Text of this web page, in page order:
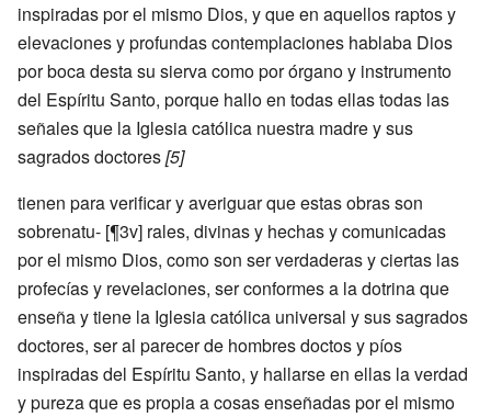
inspiradas por el mismo Dios, y que en aquellos raptos y
elevaciones y profundas contemplaciones hablaba Dios
por boca desta su sierva como por órgano y instrumento
del Espíritu Santo, porque hallo en todas ellas todas las
señales que la Iglesia católica nuestra madre y sus
sagrados doctores[5]
tienen para verificar y averiguar que estas obras son
sobrenatu- [¶3v] rales, divinas y hechas y comunicadas
por el mismo Dios, como son ser verdaderas y ciertas las
profecías y revelaciones, ser conformes a la dotrina que
enseña y tiene la Iglesia católica universal y sus sagrados
doctores, ser al parecer de hombres doctos y píos
inspiradas del Espíritu Santo, y hallarse en ellas la verdad
y pureza que es propia a cosas enseñadas por el mismo